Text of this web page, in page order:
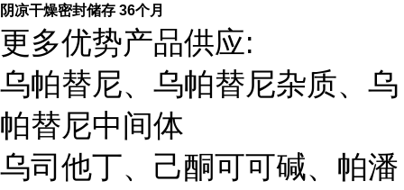
阴凉干燥密封储存 36个月
更多优势产品供应:
乌帕替尼、乌帕替尼杂质、乌
帕替尼中间体
乌司他丁、己酮可可碱、帕潘